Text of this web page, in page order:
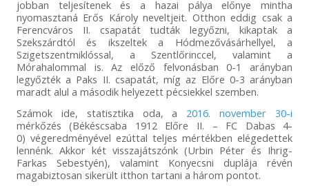
jobban teljesítenek és a hazai pálya előnye mintha
nyomasztaná Erős Károly neveltjeit. Otthon eddig csak a
Ferencváros II. csapatát tudták legyőzni, kikaptak a
Szekszárdtól és ikszeltek a Hódmezővásárhellyel, a
Szigetszentmiklóssal, a Szentlőrinccel, valamint a
Mórahalommal is. Az előző felvonásban 0-1 arányban
legyőzték a Paks II. csapatát, míg az Előre 0-3 arányban
maradt alul a második helyezett pécsiekkel szemben.
Számok ide, statisztika oda, a 2016. november 30-i
mérkőzés (Békéscsaba 1912 Előre II. – FC Dabas 4-
0) végeredményével ezúttal teljes mértékben elégedettek
lennénk. Akkor két visszajátszónk (Urbin Péter és Ihrig-
Farkas Sebestyén), valamint Konyecsni duplája révén
magabiztosan sikerült itthon tartani a három pontot.